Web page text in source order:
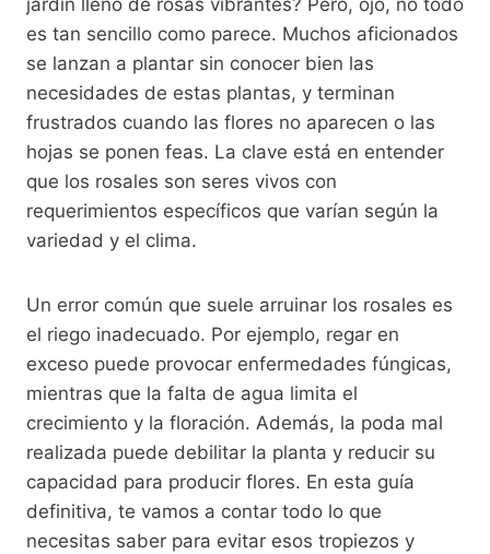
jardín lleno de rosas vibrantes? Pero, ojo, no todo
es tan sencillo como parece. Muchos aficionados
se lanzan a plantar sin conocer bien las
necesidades de estas plantas, y terminan
frustrados cuando las flores no aparecen o las
hojas se ponen feas. La clave está en entender
que los rosales son seres vivos con
requerimientos específicos que varían según la
variedad y el clima.
Un error común que suele arruinar los rosales es
el riego inadecuado. Por ejemplo, regar en
exceso puede provocar enfermedades fúngicas,
mientras que la falta de agua limita el
crecimiento y la floración. Además, la poda mal
realizada puede debilitar la planta y reducir su
capacidad para producir flores. En esta guía
definitiva, te vamos a contar todo lo que
necesitas saber para evitar esos tropiezos y